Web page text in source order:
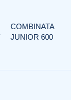
COMBINATA
JUNIOR 600